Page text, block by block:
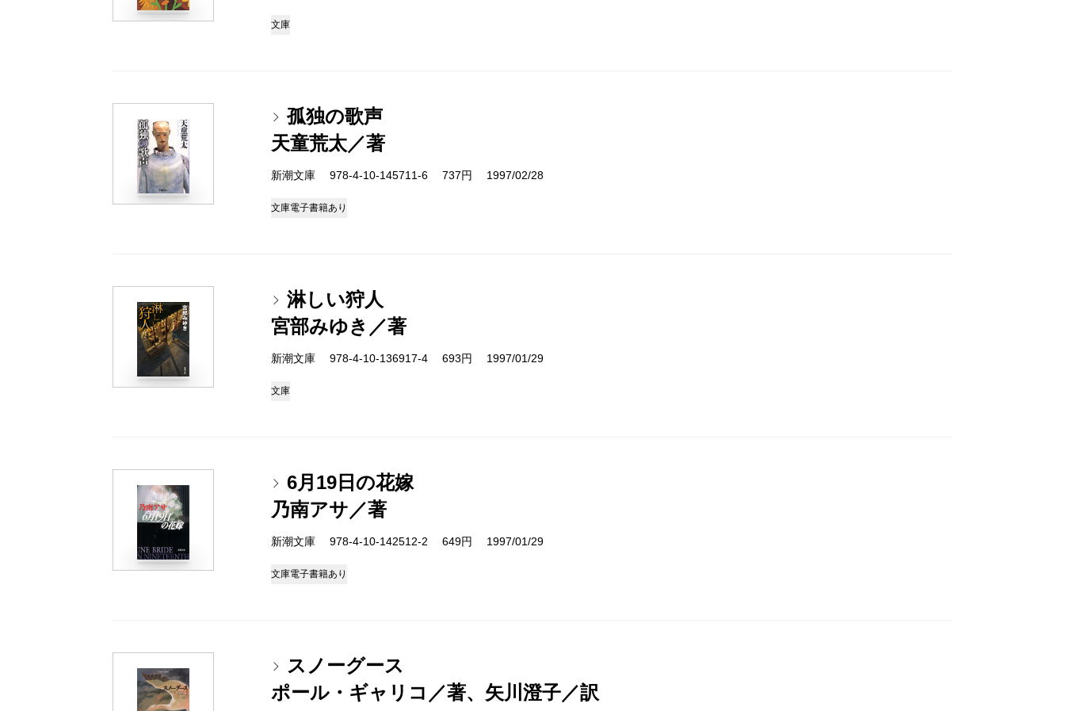
文庫
孤独の歌声
天童荒太／著
新潮文庫 978-4-10-145711-6 737円 1997/02/28
文庫電子書籍あり
淋しい狩人
宮部みゆき／著
新潮文庫 978-4-10-136917-4 693円 1997/01/29
文庫
6月19日の花嫁
乃南アサ／著
新潮文庫 978-4-10-142512-2 649円 1997/01/29
文庫電子書籍あり
スノーグース
ポール・ギャリコ／著、矢川澄子／訳